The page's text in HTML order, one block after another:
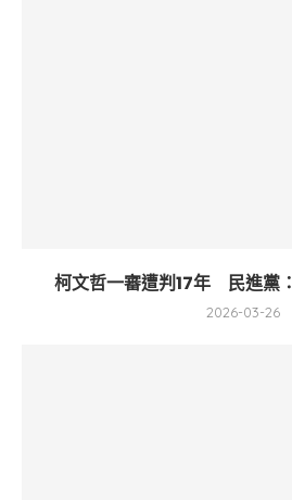
柯文哲一審遭判17年 民進黨
2026-03-26